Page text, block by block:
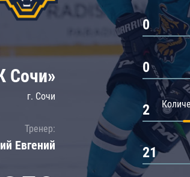
Локомотив
ЦСКА
Шанхайские Драконы
Сочи»
г. Сочи
Тренер:
Евгений
0
0
2
21